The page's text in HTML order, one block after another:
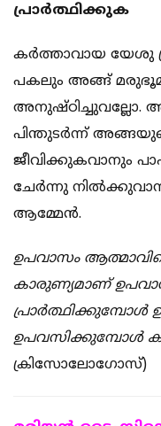
പ്രാര്‍ത്ഥിക്കുക
കര്‍ത്താവായ യേശു
പകലും അങ്ങ്
അനുഷ്ഠിച്ചുവല്ലോ.
പിന്തുടര്‍ന്ന്
ജീവിക്കുകവാനും
ചേര്‍ന്നു
ആമ്മേന്‍.
ഉപവാസം
കാരുണ്യമാണ്
പ്രാര്‍ത്ഥിക്കുമ്പോള്‍
ഉപവസിക്കുമ്പോള്‍
ക്രിസോലോഗോസ്)